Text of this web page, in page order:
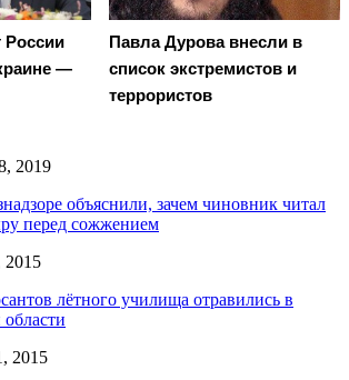
России
—
Павла Дурова внесли в
список экстремистов и
террористов
2019
объяснили, зачем чиновник читал
перед сожжением
2015
лётного училища отравились в
2015